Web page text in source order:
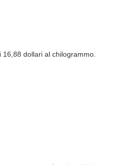
dollari al chilogrammo.